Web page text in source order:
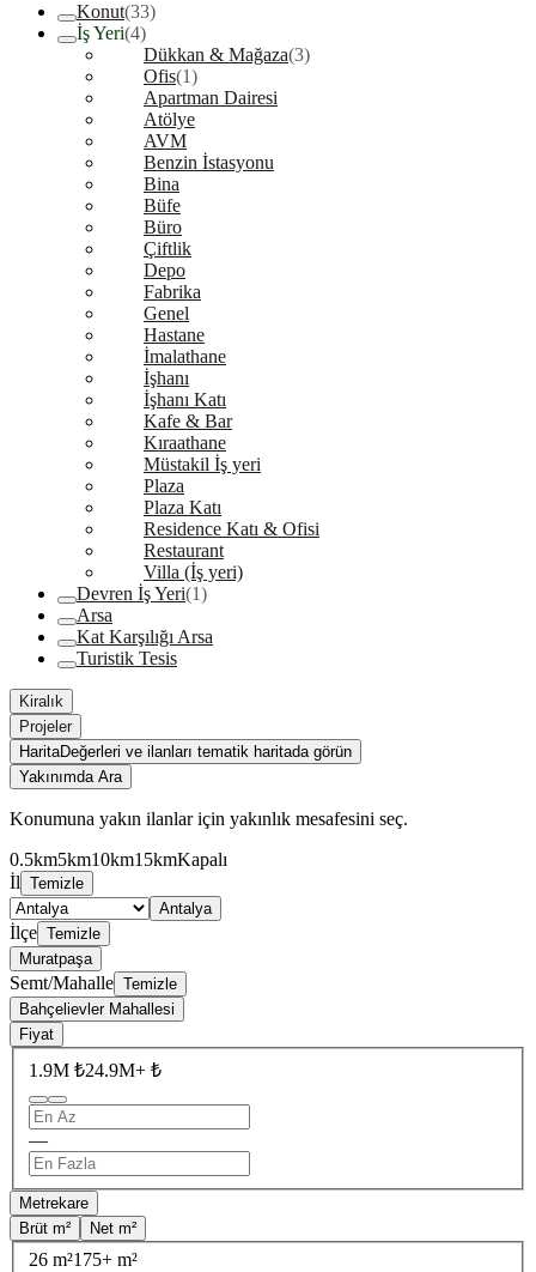
Konut(33)
İş Yeri(4)
Dükkan & Mağaza(3)
Ofis(1)
Apartman Dairesi
Atölye
AVM
Benzin İstasyonu
Bina
Büfe
Büro
Çiftlik
Depo
Fabrika
Genel
Hastane
İmalathane
İşhanı
İşhanı Katı
Kafe & Bar
Kıraathane
Müstakil İş yeri
Plaza
Plaza Katı
Residence Katı & Ofisi
Restaurant
Villa (İş yeri)
Devren İş Yeri(1)
Arsa
Kat Karşılığı Arsa
Turistik Tesis
Kiralık
Projeler
HaritaDeğerleri ve ilanları tematik haritada görün
Yakınımda Ara
Konumuna yakın ilanlar için yakınlık mesafesini seç.
0.5km5km10km15kmKapalı
İl Temizle
Antalya
İlçe Temizle
Muratpaşa
Semt/Mahalle Temizle
Bahçelievler Mahallesi
Fiyat
1.9M ₺24.9M+ ₺
—
Metrekare
Brüt m²
Net m²
26 m²175+ m²